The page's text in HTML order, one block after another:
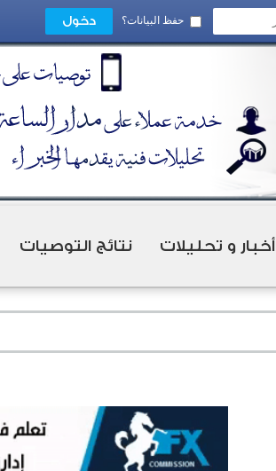
حفظ البيانات؟
أخبار و تحليلات نتائج التوصيات